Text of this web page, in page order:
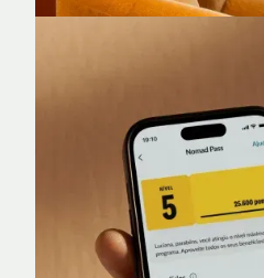
Nomad Lounge
Sala VIP no Aeroporto